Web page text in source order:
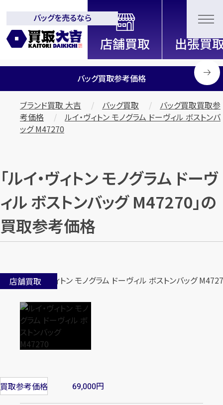
全国2200店舗以上展開中！
信頼と実績の買取専門店「買取大
吉」
バッグを売るなら
バッグ買取参考価格
ブランド買取 大吉 バッグ買取
バッグ買取買取参
考価格
ルイ・ヴィトン モノグラム ドーヴィル ボストンバ
ッグ M47270
「ルイ・ヴィトン モノグラム ドーヴ
ィル ボストンバッグ M47270」の
買取参考価格
店舗買取
買取参考価格 69,000円